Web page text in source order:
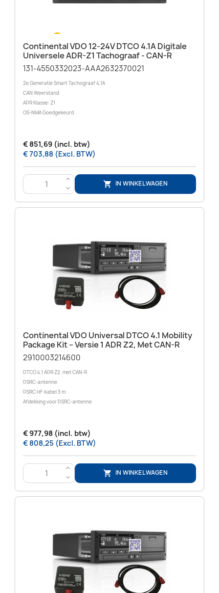
Continental VDO 12-24V DTCO 4.1A Digitale
Universele ADR-Z1 Tachograaf - CAN-R
131-4550332023‬-AAA2632370021
2e Generatie Smart Tachograaf 4.1A
CAN Weerstand
ADR Klasse: Z1
OS-NMA Goedgekeurd
€ 851,69 (incl. btw)
€ 703,88 (Excl. BTW)
>
<
 IN WINKELWAGEN
Continental VDO Universal DTCO 4.1 Mobility
Package Kit – Versie 1 ADR Z2, Met CAN-R
2910003214600
DTCO 4.1 ADR Z2, met CAN-R
DSRC-antenne
DSRC HF-kabel 3 m
Afdekking voor DSRC-antenne
€ 977,98 (incl. btw)
€ 808,25 (Excl. BTW)
>
<
 IN WINKELWAGEN